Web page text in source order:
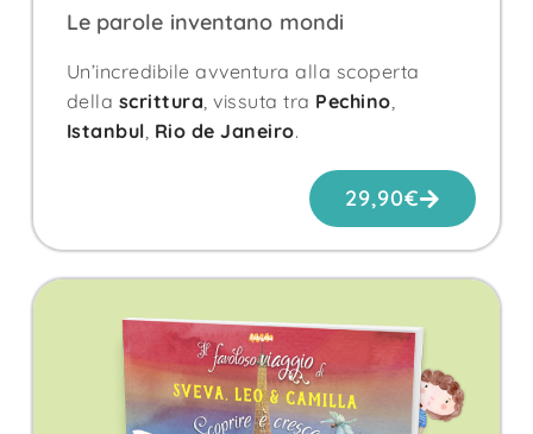
Le parole inventano mondi
Un’incredibile avventura alla scoperta
della scrittura , vissuta tra Pechino
Istanbul Rio de Janeiro.
29,90€